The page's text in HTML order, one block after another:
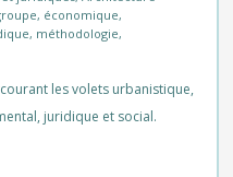
, économique,
, méthodologie,
les volets urbanistique,
juridique et social.